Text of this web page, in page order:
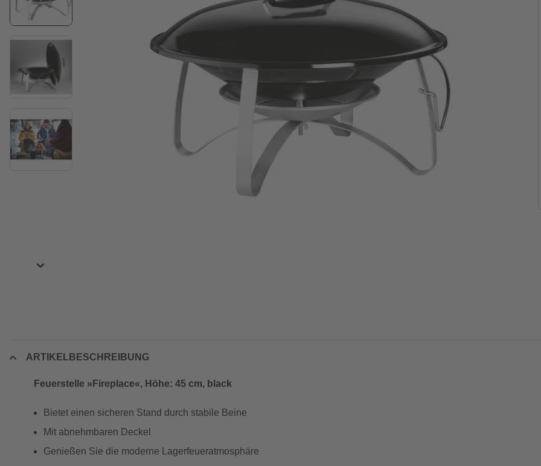
ARTIKELBESCHREIBUNG
Feuerstelle »Fireplace«, Höhe: 45 cm, black
Bietet einen sicheren Stand durch stabile Beine
Mit abnehmbaren Deckel
Genießen Sie die moderne Lagerfeueratmosphäre